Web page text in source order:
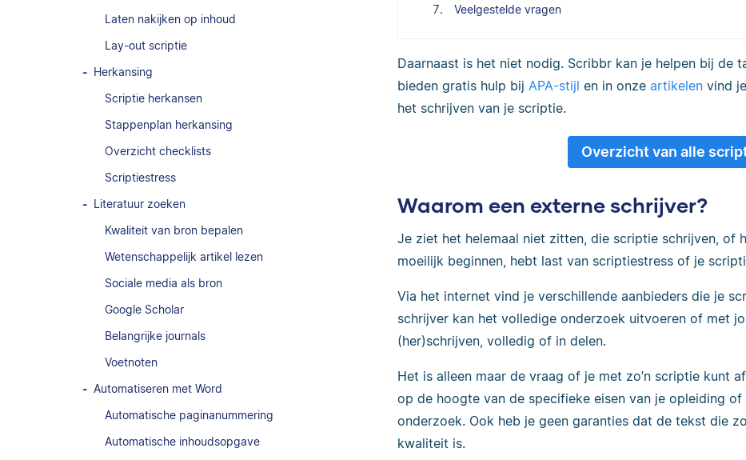
Laten nakijken op inhoud
Lay-out scriptie
Herkansing
Scriptie herkansen
Stappenplan herkansing
Overzicht checklists
Scriptiestress
Literatuur zoeken
Kwaliteit van bron bepalen
Wetenschappelijk artikel lezen
Sociale media als bron
Google Scholar
Belangrijke journals
Voetnoten
Automatiseren met Word
Automatische paginanummering
Automatische inhoudsopgave
Veelgestelde vragen
Daarnaast is het niet nodig. Scribbr kan je helpen bij de
bieden gratis hulp bij APA-stijl en in onze artikelen vind
het schrijven van je scriptie.
Overzicht van alle
Waarom een externe schrijver?
Je ziet het helemaal niet zitten, die scriptie schrijven, of
moeilijk beginnen, hebt last van scriptiestress of je
Via het internet vind je verschillende aanbieders die je
schrijver kan het volledige onderzoek uitvoeren of met
(her)schrijven, volledig of in delen.
Het is alleen maar de vraag of je met zo’n scriptie kunt
op de hoogte van de specifieke eisen van je opleiding
onderzoek. Ook heb je geen garanties dat de tekst die
kwaliteit is.